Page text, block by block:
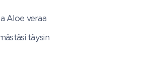
Aloe veraa
täysin